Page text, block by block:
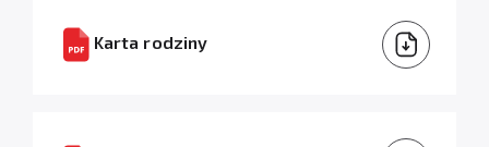
Karta rodziny